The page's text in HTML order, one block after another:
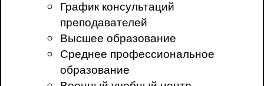
График консультаций
преподавателей
Высшее образование
Среднее профессиональное
образование